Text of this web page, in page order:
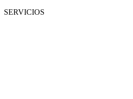
SERVICIOS